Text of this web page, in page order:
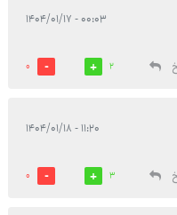
۰۰:۰۳ - ۱۴۰۴/۰۱/۱۷
2
0
۱۱:۲۰ - ۱۴۰۴/۰۱/۱۸
3
0